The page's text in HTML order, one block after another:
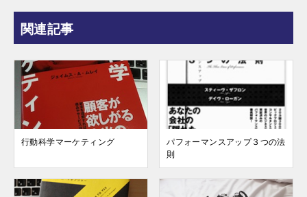
関連記事
行動科学マーケティング
パフォーマンスアップ３つの法
則